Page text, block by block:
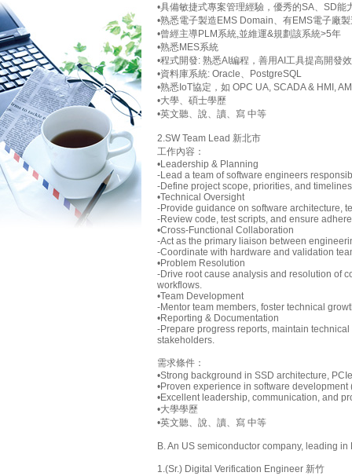
•具備敏捷式專案管理經驗，優秀的SA、SD
•熟悉電子製造EMS Domain、有EMS電子廠
•曾經主導PLM系統,並維運&規劃該系統>5年
•熟悉MES系統
•程式開發: 熟悉AI編程，善用AI工具提高開發
•資料庫系統: Oracle、PostgreSQL
•熟悉IoT協定，如 OPC UA, SCADA & HMI,
•大學、碩士學歷
•英文聽、說、讀、寫 中等
2.SW Team Lead 新北市
工作內容：
•Leadership & Planning
-Lead a team of software engineers
-Define project scope, priorities, and
•Technical Oversight
-Provide guidance on software architecture,
-Review code, test scripts, and ensure
•Cross-Functional Collaboration
-Act as the primary liaison between
-Coordinate with hardware and validation
•Problem Resolution
-Drive root cause analysis and resolution of
workflows.
•Team Development
-Mentor team members, foster technical
•Reporting & Documentation
-Prepare progress reports, maintain
stakeholders.
需求條件：
•Strong background in SSD architecture,
•Proven experience in software
•Excellent leadership, communication, and
•大學學歷
•英文聽、說、讀、寫 中等
B. An US semiconductor company, leading in
1.(Sr.) Digital Verification Engineer 新竹